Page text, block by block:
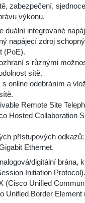
zabezpečení,
výkonu.
duální integrované
napájecí zdroj
(PoE).
s různými
sítě.
s online odebráním a
Remote Site
Hosted Collaboration
přístupových
Ethernet.
digitální brána,
Initiation Protocol).
(Cisco Unified
Unified Border Element